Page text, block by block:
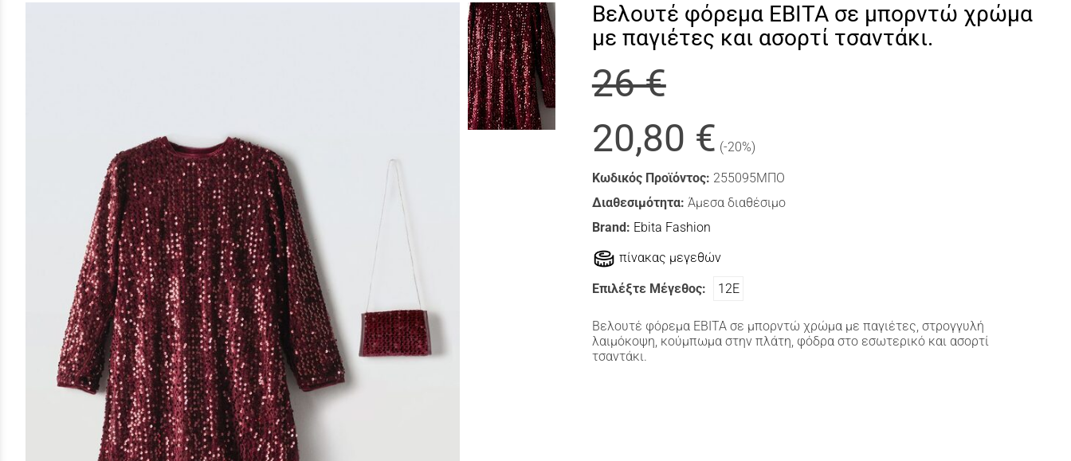
Βελουτέ φόρεμα ΕΒΙΤΑ σε μπορντώ χρώμα
με παγιέτες και ασορτί τσαντάκι.
26 €
20,80 € (-20%)
Κωδικός Προϊόντος: 255095ΜΠΟ
Διαθεσιμότητα: Άμεσα διαθέσιμο
Brand: Ebita Fashion
πίνακας μεγεθών
Επιλέξτε Μέγεθος: 12Ε
Βελουτέ φόρεμα ΕΒΙΤΑ σε μπορντώ χρώμα με παγιέτες, στρογγυλή
λαιμόκοψη, κούμπωμα στην πλάτη, φόδρα στο εσωτερικό και ασορτί
τσαντάκι.